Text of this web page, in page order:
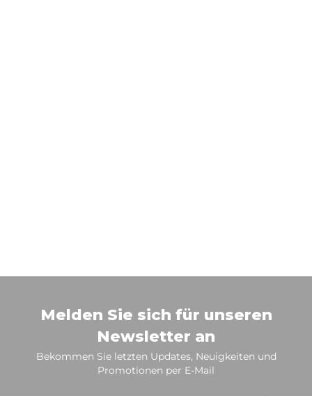
Melden Sie sich für unseren
Newsletter an
Bekommen Sie letzten Updates, Neuigkeiten und
Promotionen per E-Mail